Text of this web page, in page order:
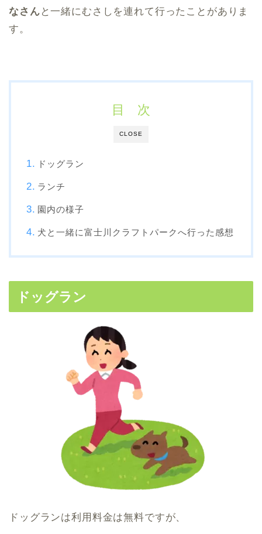
なさん と一緒にむさしを連れて行ったことがありま
す。
CLOSE
目 次
ドッグラン
ランチ
園内の様子
犬と一緒に富士川クラフトパークへ行った感想
ドッグラン
ドッグランは利用料金は無料ですが、